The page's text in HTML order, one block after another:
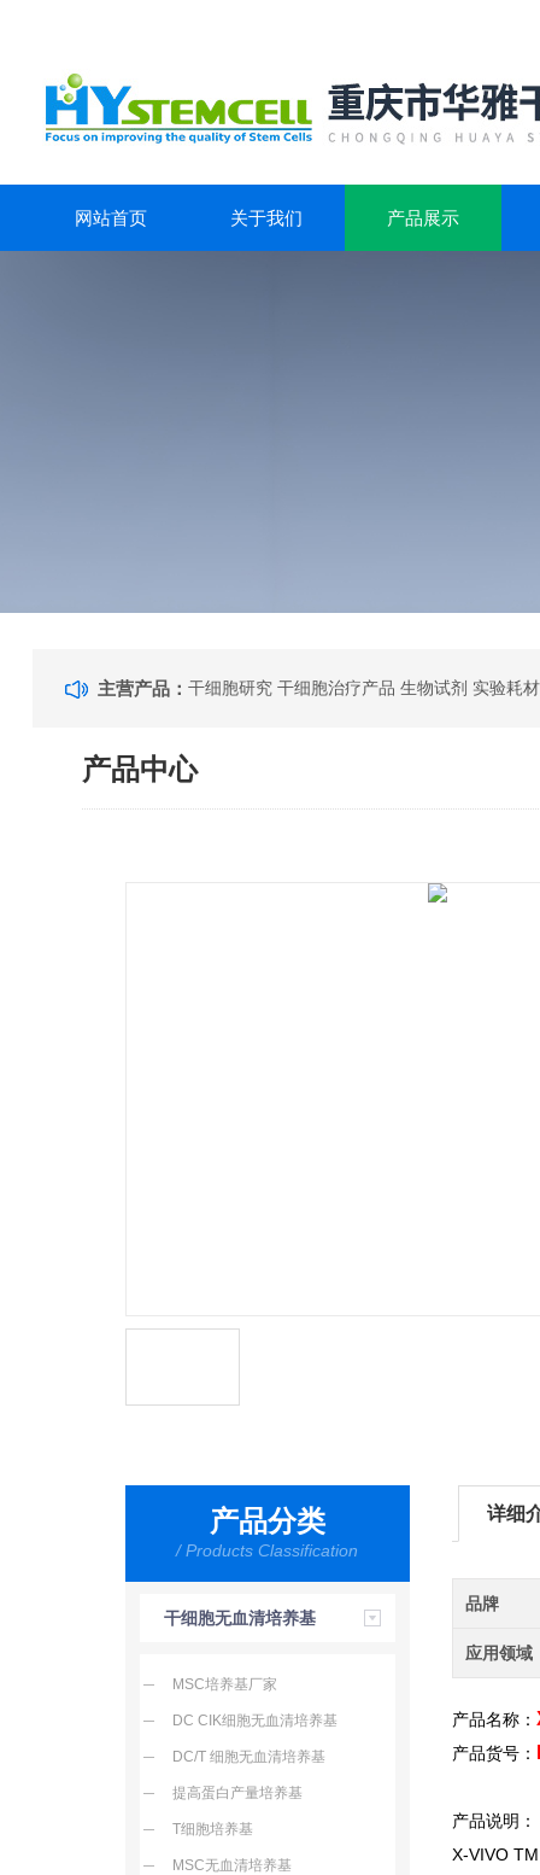
网站首页 关于我们 产品展示
主营产品：干细胞研究 干细胞治疗产品 生物试剂 实验耗
产品中心
产品分类
/ Products Classification
干细胞无血清培养基
MSC培养基厂家
DC CIK细胞无血清培养基
DC/T 细胞无血清培养基
提高蛋白产量培养基
T细胞培养基
MSC无血清培养基
详细
品牌
应用领域
产品名称：
产品货号：
产品说明：
X-VIVO